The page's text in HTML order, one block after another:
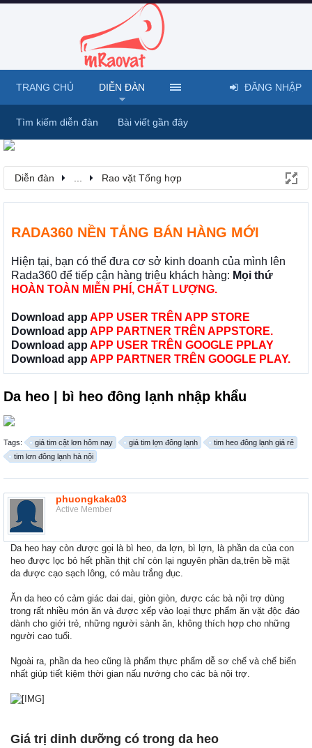
Diễn đàn Rao vặt Tổng hợp
RADA360 NỀN TẢNG BÁN HÀNG MỚI
Hiện tại, bạn có thể đưa cơ sở kinh doanh của mình lên
Rada360 để tiếp cận hàng triệu khách hàng: Mọi thứ
HOÀN TOÀN MIỄN PHÍ, CHẤT LƯỢNG.
Download app APP USER TRÊN APP STORE
Download app APP PARTNER TRÊN APPSTORE.
Download app APP USER TRÊN GOOGLE PPLAY
Download app APP PARTNER TRÊN GOOGLE PLAY.
Da heo | bì heo đông lạnh nhập khẩu
Tags: giá tim cật lơn hôm nay giá tim lợn đông lạnh
tim heo đông lạnh giá rẻ
tim lơn đông lạnh hà nội
phuongkaka03
Active Member
Da heo hay còn được gọi là bì heo, da lợn, bì lợn, là phần da của con
heo được lọc bỏ hết phần thịt chỉ còn lại nguyên phần da,trên bề mặt
da được cạo sạch lông, có màu trắng đục.
Ăn da heo có cảm giác dai dai, giòn giòn, được các bà nội trợ dùng
trong rất nhiều món ăn và được xếp vào loại thực phẩm ăn vặt độc đáo
dành cho giới trẻ, những người sành ăn, không thích hợp cho những
người cao tuổi.
Ngoài ra, phần da heo cũng là phẩm thực phẩm dễ sơ chế và chế biến
nhất giúp tiết kiệm thời gian nấu nướng cho các bà nội trợ.
Giá trị dinh dưỡng có trong da heo
TRANG CHỦ DIỄN ĐÀN
Tìm kiếm diễn đàn Bài viết gần đây
ĐĂNG NHẬP